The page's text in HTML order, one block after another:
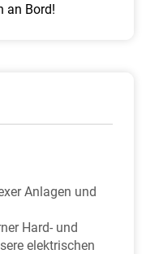
an Bord!
Anlagen und
Hard- und
elektrischen